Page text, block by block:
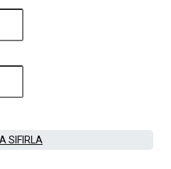
SIFIRLA